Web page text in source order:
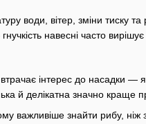
води, вітер, зміни тиску
навесні часто вирішує
втрачає інтерес до
й делікатна значно краще
важливіше знайти рибу,